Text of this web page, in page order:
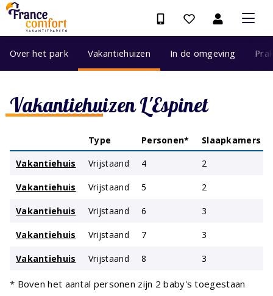
Over het park Vakantiehuizen In de omgeving
Vakantiehuizen L'Espinet
Type Personen*
Slaapkamers
Vakantiehuis
Vrijstaand 4 2
Vakantiehuis Vrijstaand 5 2
Vakantiehuis Vrijstaand 6 3
Vakantiehuis Vrijstaand 7 3
Vakantiehuis Vrijstaand 8 3
* Boven het aantal personen zijn 2 baby's toegestaan